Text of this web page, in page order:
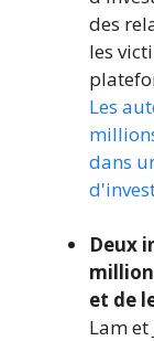
des
les
Les
dans
Deux
et de
Lam et